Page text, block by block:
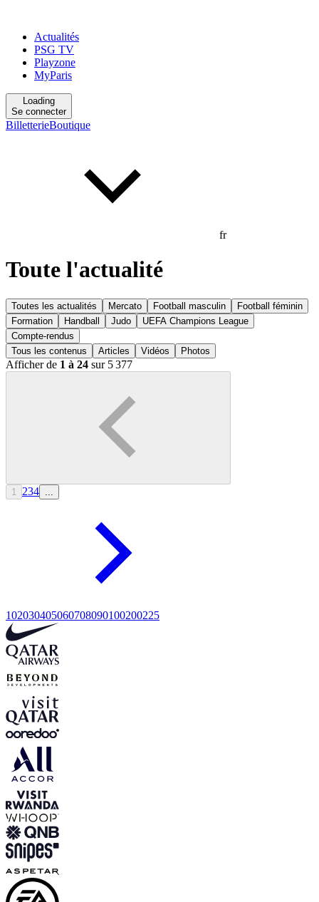
Actualités
PSG TV
Playzone
MyParis
Loading
Se connecter
BilletterieBoutique
fr
Toute l'actualité
Toutes les actualités Mercato Football masculin
Football féminin
Formation
Handball Judo
UEFA Champions League
Compte-rendus
Tous les contenus
Articles Vidéos Photos
Afficher de 1 à 24 sur 5 377
1 234
102030405060708090100200225